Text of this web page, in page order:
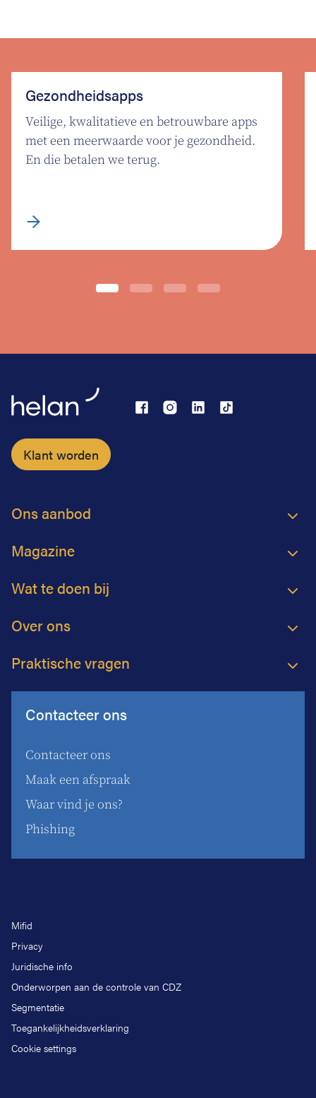
Gezondheidsapps
Veilige, kwalitatieve en betrouwbare apps
met een meerwaarde voor je gezondheid.
En die betalen we terug.
Klant worden
Ons aanbod
Magazine
Wat te doen bij
Over ons
Praktische vragen
Contacteer ons
Contacteer ons
Maak een afspraak
Waar vind je ons?
Phishing
Mifid
Privacy
Juridische info
Onderworpen aan de controle van CDZ
Segmentatie
Toegankelijkheidsverklaring
Cookie settings